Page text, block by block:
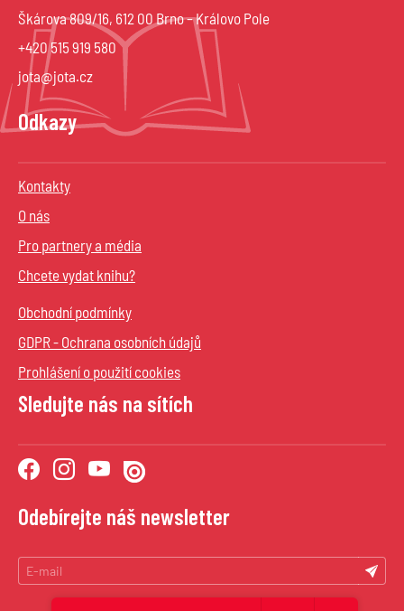
Škárova 809/16, 612 00 Brno – Královo Pole
+420 515 919 580
jota@jota.cz
Odkazy
Kontakty
O nás
Pro partnery a média
Chcete vydat knihu?
Obchodní podmínky
GDPR - Ochrana osobních údajů
Prohlášení o použití cookies
Sledujte nás na sítích
Odebírejte náš newsletter